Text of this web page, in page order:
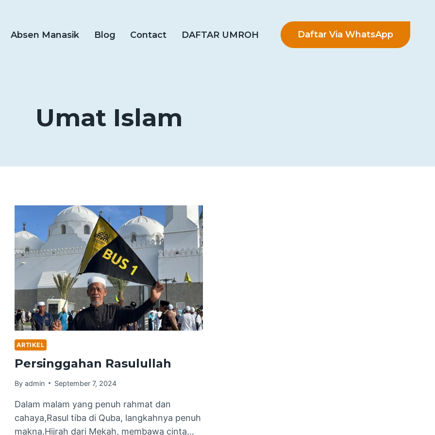
Absen Manasik Blog Contact DAFTAR UMROH Daftar Via WhatsApp
Umat Islam
ARTIKEL
Persinggahan Rasulullah
By admin September 7, 2024
Dalam malam yang penuh rahmat dan
cahaya,Rasul tiba di Quba, langkahnya penuh
makna,Hijrah dari Mekah, membawa cinta…